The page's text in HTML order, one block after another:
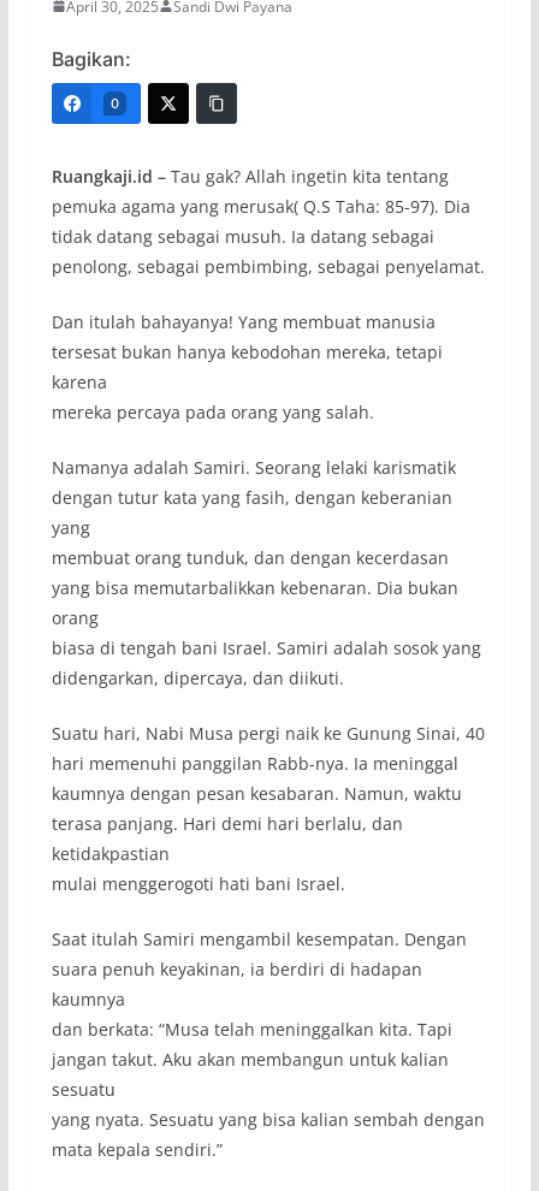
April 30, 2025 Sandi Dwi Payana
Bagikan:
0
Ruangkaji.id –Tau gak? Allah ingetin kita tentang
pemuka agama yang merusak( Q.S Taha: 85-97). Dia
tidak datang sebagai musuh. Ia datang sebagai
penolong, sebagai pembimbing, sebagai penyelamat.
Dan itulah bahayanya! Yang membuat manusia
tersesat bukan hanya kebodohan mereka, tetapi
karena
mereka percaya pada orang yang salah.
Namanya adalah Samiri. Seorang lelaki karismatik
dengan tutur kata yang fasih, dengan keberanian
yang
membuat orang tunduk, dan dengan kecerdasan
yang bisa memutarbalikkan kebenaran. Dia bukan
orang
biasa di tengah bani Israel. Samiri adalah sosok yang
didengarkan, dipercaya, dan diikuti.
Suatu hari, Nabi Musa pergi naik ke Gunung Sinai, 40
hari memenuhi panggilan Rabb-nya. Ia meninggal
kaumnya dengan pesan kesabaran. Namun, waktu
terasa panjang. Hari demi hari berlalu, dan
ketidakpastian
mulai menggerogoti hati bani Israel.
Saat itulah Samiri mengambil kesempatan. Dengan
suara penuh keyakinan, ia berdiri di hadapan
kaumnya
dan berkata: “Musa telah meninggalkan kita. Tapi
jangan takut. Aku akan membangun untuk kalian
sesuatu
yang nyata. Sesuatu yang bisa kalian sembah dengan
mata kepala sendiri.”